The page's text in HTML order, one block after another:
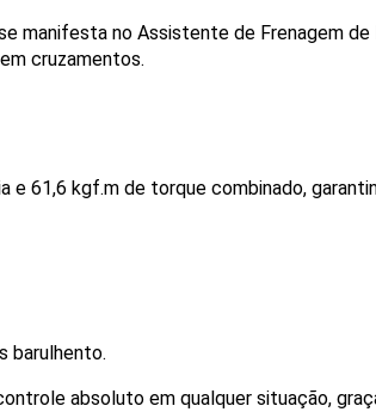
manifesta no Assistente de Frenagem de
cruzamentos.
e 61,6 kgf.m de torque combinado,
barulhento.
absoluto em qualquer situação,